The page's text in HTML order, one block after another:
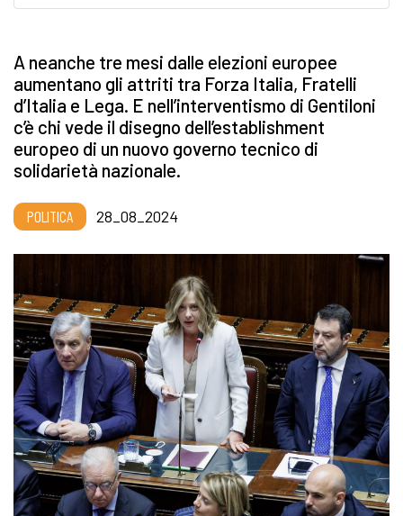
A neanche tre mesi dalle elezioni europee
aumentano gli attriti tra Forza Italia, Fratelli
d’Italia e Lega. E nell’interventismo di Gentiloni
c’è chi vede il disegno dell’establishment
europeo di un nuovo governo tecnico di
solidarietà nazionale.
POLITICA 28_08_2024